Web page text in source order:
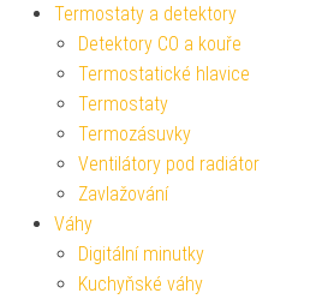
Termostaty a detektory
Detektory CO a kouře
Termostatické hlavice
Termostaty
Termozásuvky
Ventilátory pod radiátor
Zavlažování
Váhy
Digitální minutky
Kuchyňské váhy